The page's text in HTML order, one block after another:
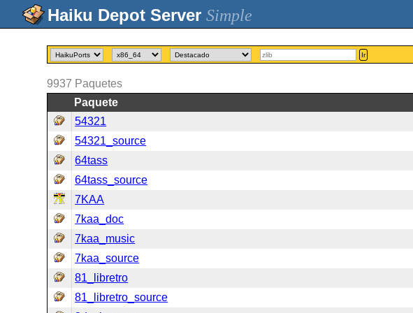
Simple
Ir
9937 Paquetes
Paquete
54321
54321_source
64tass
64tass_source
7KAA
7kaa_doc
7kaa_music
7kaa_source
81_libretro
81_libretro_source